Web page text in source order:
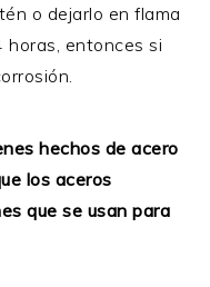
o dejarlo en flama
entonces si
hechos de acero
los aceros
que se usan para